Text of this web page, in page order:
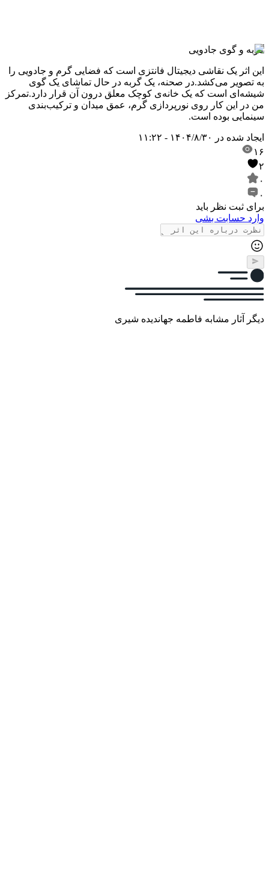
گربه و گوی جادویی
این اثر یک نقاشی دیجیتال فانتزی است که فضایی گرم و جادویی را
به تصویر می‌کشد.در صحنه، یک گربه در حال تماشای یک گوی
شیشه‌ای است که یک خانه‌ی کوچک معلق درون آن قرار دارد.تمرکز
من در این کار روی نورپردازی گرم، عمق میدان و ترکیب‌بندی
سینمایی بوده است.
ایجاد شده در
۱۴۰۴/۸/۳۰ - ۱۱:۲۲
۱۶
۲
۰
۰
برای ثبت نظر باید
وارد حسابت بشی
دیگر آثار مشابه فاطمه جهاندیده شیری